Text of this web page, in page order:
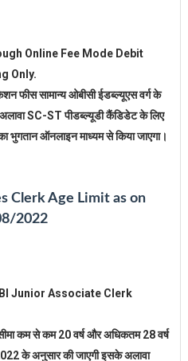
Online Fee Mode Debit
Only.
फीस सामान्य ओबीसी ईडब्ल्यूएस वर्ग के
SC-ST पीडब्ल्यूडी कैंडिडेट के लिए
ऑनलाइन माध्यम से किया जाएगा।
Clerk Age Limit as on
2022
Junior Associate Clerk
कम से कम 20 वर्ष और अधिकतम 28 वर्ष
के अनुसार की जाएगी इसके अलावा